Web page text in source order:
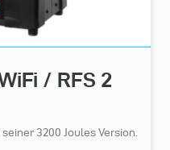
/ RFS 2
3200 Joules Version.